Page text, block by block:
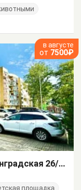
в августе
от 7500₽
2х-комнатная квартира Ленинградская 26/А/1
площадка